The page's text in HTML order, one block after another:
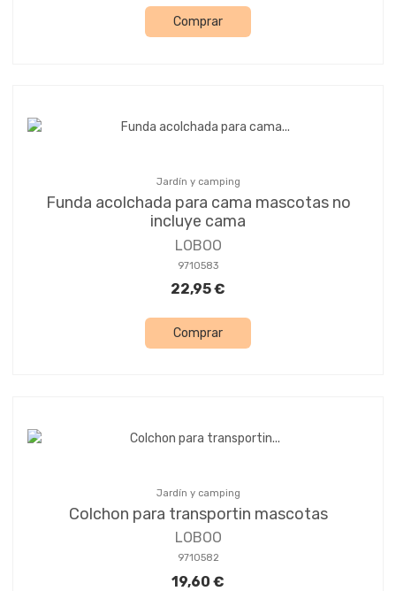
Comprar
Jardín y camping
Funda acolchada para cama mascotas no
incluye cama
LOBOO
9710583
22,95 €
Comprar
Jardín y camping
Colchon para transportin mascotas
LOBOO
9710582
19,60 €